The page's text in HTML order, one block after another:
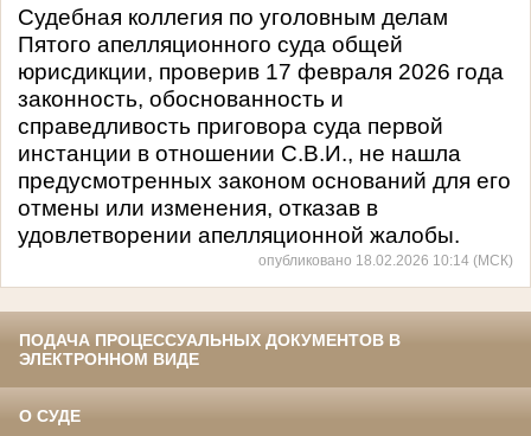
Судебная коллегия по уголовным делам
Пятого апелляционного суда общей
юрисдикции, проверив 17 февраля 2026 года
законность, обоснованность и
справедливость приговора суда первой
инстанции в отношении С.В.И., не нашла
предусмотренных законом оснований для его
отмены или изменения, отказав в
удовлетворении апелляционной жалобы.
опубликовано 18.02.2026 10:14 (МСК)
ПОДАЧА ПРОЦЕССУАЛЬНЫХ ДОКУМЕНТОВ В
ЭЛЕКТРОННОМ ВИДЕ
О СУДЕ